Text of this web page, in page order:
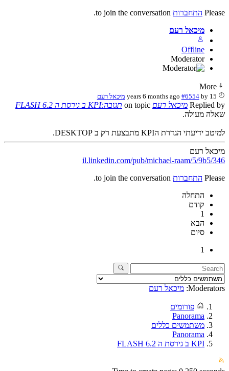
Please התחברות
מיכאל רעם
Offline
Moderator
More
15 years 6 months ago
#6554 by מיכאל רעם
Replied by מיכאל רעם
תגובה:KPI ב גירסת ה FLASH 6.2
שאלה מעולה.
למיטב ידיעתי הגדרת הKPI מתבצעת רק ב DESKTOP.
מיכאל רעם
il.linkedin.com/pub/michael-raam/5/9b5/346
Please התחברות
התחלה
קודם
1
הבא
סיום
1
Moderators: מיכאל רעם
פורומים
Panorama
משתמשים כללים
Panorama
KPI ב גירסת ה FLASH 6.2